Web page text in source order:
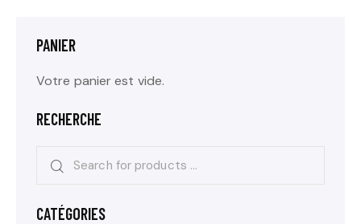
PANIER
Votre panier est vide.
RECHERCHE
CATÉGORIES